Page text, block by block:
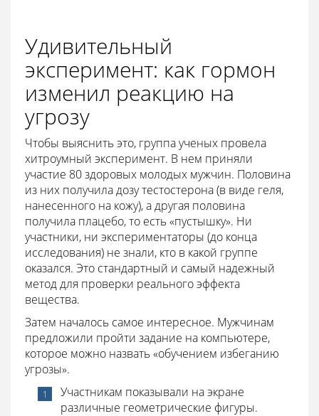
Удивительный
эксперимент: как гормон
изменил реакцию на
угрозу
Чтобы выяснить это, группа ученых провела
хитроумный эксперимент. В нем приняли
участие 80 здоровых молодых мужчин. Половина
из них получила дозу тестостерона (в виде геля,
нанесенного на кожу), а другая половина
получила плацебо, то есть «пустышку». Ни
участники, ни экспериментаторы (до конца
исследования) не знали, кто в какой группе
оказался. Это стандартный и самый надежный
метод для проверки реального эффекта
вещества.
Затем началось самое интересное. Мужчинам
предложили пройти задание на компьютере,
которое можно назвать «обучением избеганию
угрозы».
Участникам показывали на экране
различные геометрические фигуры.